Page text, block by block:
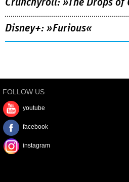
Crunchyroll: »The Drops of
Disney+: »Furious«
FOLLOW US
youtube
facebook
instagram